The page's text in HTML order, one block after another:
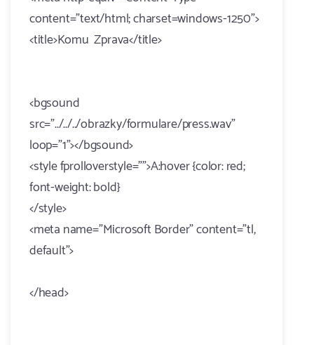
content="text/html; charset=windows-1250">
<title>Komu Zprava</title>
<bgsound
src="../../../obrazky/formulare/press.wav"
loop="1"></bgsound>
<style fprolloverstyle="">A:hover {color: red;
font-weight: bold}
</style>
<meta name="Microsoft Border" content="tl,
default">
</head>